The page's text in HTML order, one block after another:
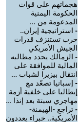
هجماتهم على قوات
الحكومة اليمنية
المدعومة من ...
- استراتيجية إيران..
حرب تستنزف قدرات
الجيش الأمريكي
- الزمالك يحدد مطالبه
المالية للموافقة على
انتقال بيزيرا لشباب ...
- إسبانيا تصعّد مع
إيطاليا على خلفية أزمة
مهاجري سبتة بعد إنذا ...
- تراجع -الهيمنة-
الأمريكية.. خبراء يعددون